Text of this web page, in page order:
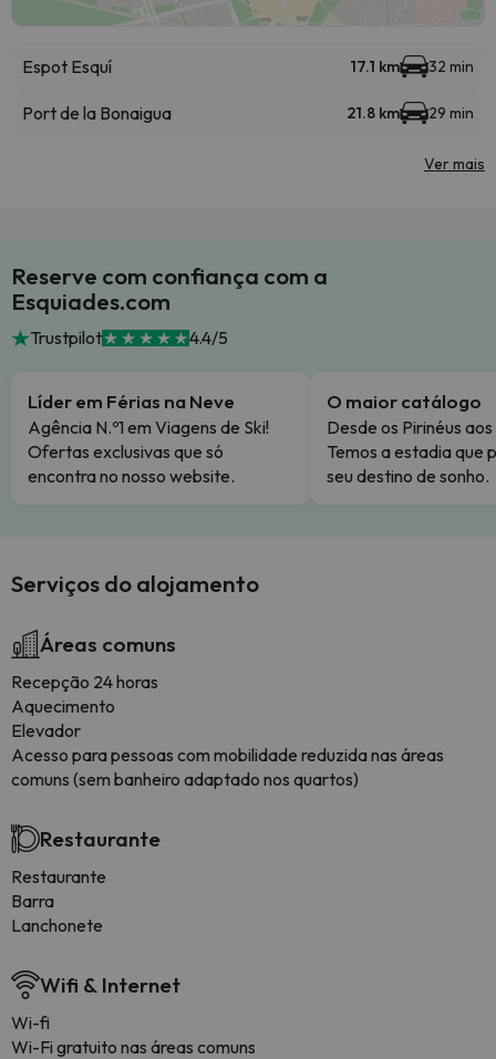
Espot Esquí 17.1 km 32 min
Port de la Bonaigua 21.8 km 29 min
Ver mais
Reserve com confiança com a
Esquiades.com
Trustpilot 4.4/5
Líder em Férias na Neve
Agência N.º1 em Viagens de Ski!
Ofertas exclusivas que só
encontra no nosso website.
O maior catálogo
Desde os Pirinéus
Temos a estadia que
seu destino de sonho.
Serviços do alojamento
Áreas comuns
Recepção 24 horas
Aquecimento
Elevador
Acesso para pessoas com mobilidade reduzida nas áreas
comuns (sem banheiro adaptado nos quartos)
Restaurante
Restaurante
Barra
Lanchonete
Wifi & Internet
Wi-fi
Wi-Fi gratuito nas áreas comuns